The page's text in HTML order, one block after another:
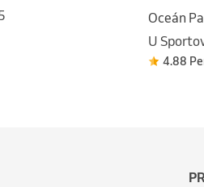
Oceán
U
4.88